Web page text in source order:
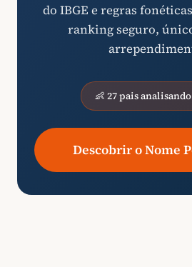
do IBGE e regras
ranking seguro,
👶 27 pais
Descobrir o Nome